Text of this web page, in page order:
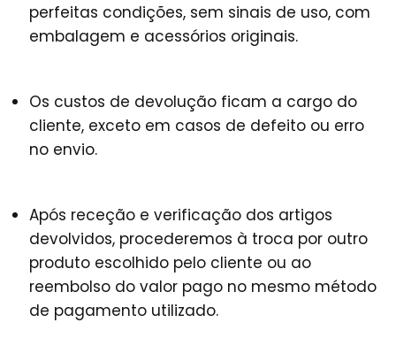
perfeitas condições, sem sinais de uso, com
embalagem e acessórios originais.
Os custos de devolução ficam a cargo do
cliente, exceto em casos de defeito ou erro
no envio.
Após receção e verificação dos artigos
devolvidos, procederemos à troca por outro
produto escolhido pelo cliente ou ao
reembolso do valor pago no mesmo método
de pagamento utilizado.